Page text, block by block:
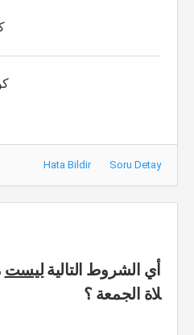
Hata Bildir Soru Detay
أي الشروط التاليةليست
لاة الجمعة ؟